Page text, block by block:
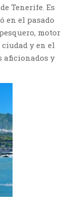
Tenerife. Es
en el pasado
motor
y en el
aficionados y